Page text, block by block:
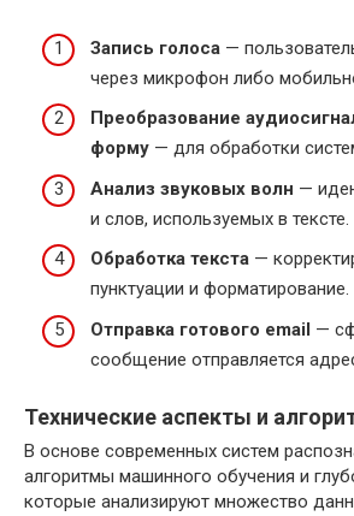
Запись голоса —
через микрофон либо
Преобразование
форму — для обработки
Анализ звуковых волн —
и слов, используемых в тексте.
Обработка текста —
пунктуации и форматирование.
Отправка готового email —
сообщение отправляется
Технические аспекты и
В основе современных систем
алгоритмы машинного обучения и
которые анализируют множество